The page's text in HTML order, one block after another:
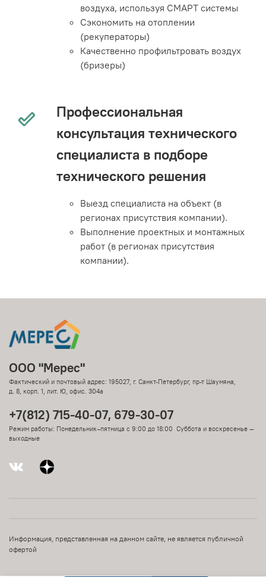
воздуха, используя СМАРТ системы
Сэкономить на отоплении
(рекуператоры)
Качественно профильтровать воздух
(бризеры)
Профессиональная
консультация технического
специалиста в подборе
технического решения
Выезд специалиста на объект (в
регионах присутствия компании).
Выполнение проектных и монтажных
работ (в регионах присутствия
компании).
ООО "Мерес"
Фактический и почтовый адрес: 195027, г. Санкт-Петербург, пр-т Шаумяна,
д. 8, корп. 1, лит. Ю, офис. 304а
+7(812) 715-40-07, 679-30-07
Режим работы: Понедельник–пятница с 9:00 до 18:00 Суббота и воскресенье —
выходные
Информация, представленная на данном сайте, не является публичной
офертой